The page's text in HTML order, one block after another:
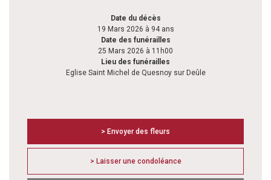
Date du décès
19 Mars 2026 à 94 ans
Date des funérailles
25 Mars 2026 à 11h00
Lieu des funérailles
Eglise Saint Michel de Quesnoy sur Deûle
> Envoyer des fleurs
> Laisser une condoléance